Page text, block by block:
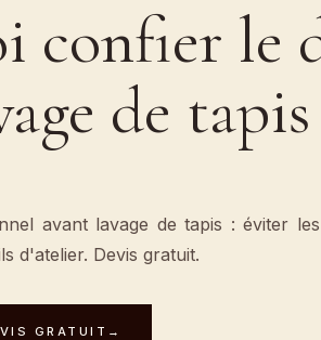
confier le
de tapis
avant lavage de tapis : éviter
d'atelier. Devis gratuit.
GRATUIT →